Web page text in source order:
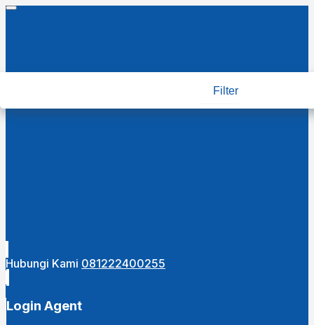
Hubungi Kami 081222400255
Login Agent
Filter